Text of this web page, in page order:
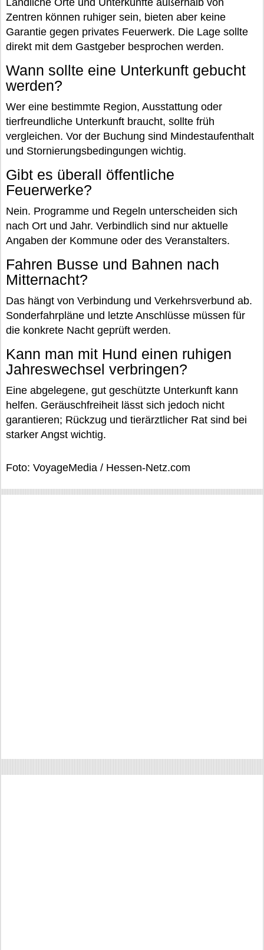
Zentren können ruhiger sein, bieten aber keine
Garantie gegen privates Feuerwerk. Die Lage sollte
direkt mit dem Gastgeber besprochen werden.
Wann sollte eine Unterkunft gebucht
werden?
Wer eine bestimmte Region, Ausstattung oder
tierfreundliche Unterkunft braucht, sollte früh
vergleichen. Vor der Buchung sind Mindestaufenthalt
und Stornierungsbedingungen wichtig.
Gibt es überall öffentliche
Feuerwerke?
Nein. Programme und Regeln unterscheiden sich
nach Ort und Jahr. Verbindlich sind nur aktuelle
Angaben der Kommune oder des Veranstalters.
Fahren Busse und Bahnen nach
Mitternacht?
Das hängt von Verbindung und Verkehrsverbund ab.
Sonderfahrpläne und letzte Anschlüsse müssen für
die konkrete Nacht geprüft werden.
Kann man mit Hund einen ruhigen
Jahreswechsel verbringen?
Eine abgelegene, gut geschützte Unterkunft kann
helfen. Geräuschfreiheit lässt sich jedoch nicht
garantieren; Rückzug und tierärztlicher Rat sind bei
starker Angst wichtig.
Foto: VoyageMedia / Hessen-Netz.com